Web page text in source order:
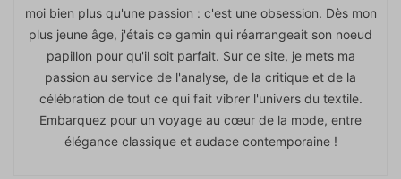
moi bien plus qu'une passion : c'est une obsession. Dès mon
plus jeune âge, j'étais ce gamin qui réarrangeait son noeud
papillon pour qu'il soit parfait. Sur ce site, je mets ma
passion au service de l'analyse, de la critique et de la
célébration de tout ce qui fait vibrer l'univers du textile.
Embarquez pour un voyage au cœur de la mode, entre
élégance classique et audace contemporaine !